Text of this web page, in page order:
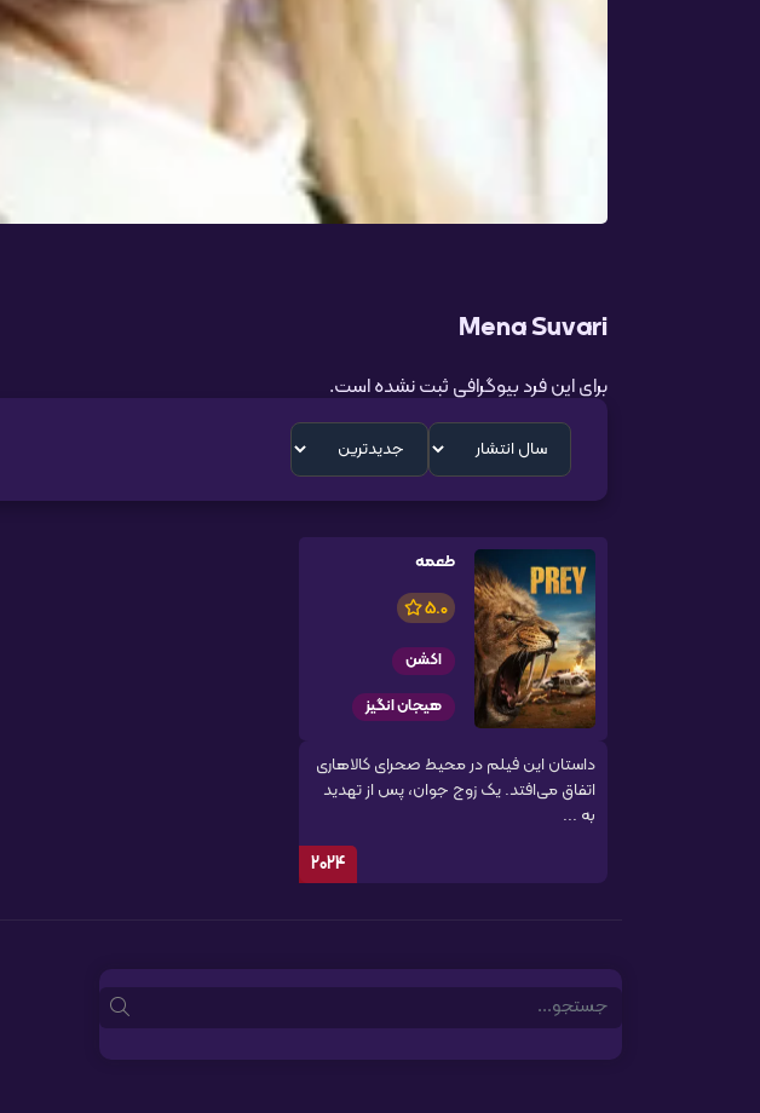
Mena Suvari
برای این فرد بیوگرافی ثبت نشده است.
طعمه
5.0
اکشن
هیجان انگیز
داستان این فیلم در محیط صحرای کالاهاری
اتفاق می‌افتد. یک زوج جوان، پس از تهدید
به ...
2024
Search